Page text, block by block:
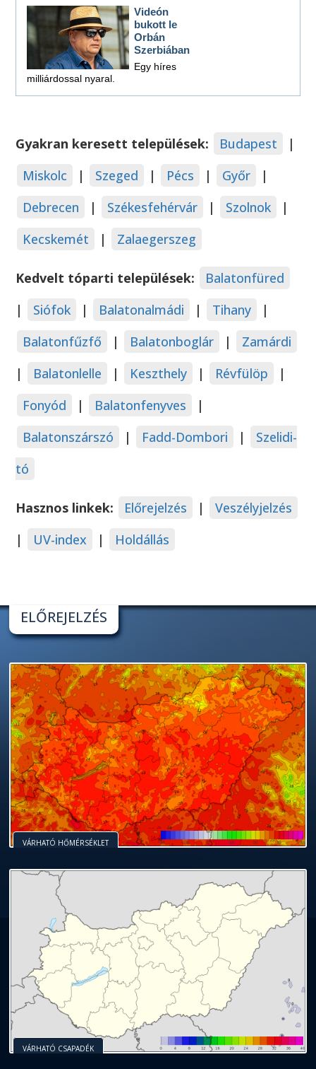
Videón
bukott le
Orbán
Szerbiában
Egy híres
milliárdossal nyaral.
Gyakran keresett települések: Budapest
|
Miskolc
| Szeged | Pécs | Győr
|
Debrecen
| Székesfehérvár | Szolnok
|
Kecskemét
| Zalaegerszeg
Kedvelt tóparti települések:
Balatonfüred
|
Siófok | Balatonalmádi | Tihany
|
Balatonfűzfő
| Balatonboglár |
Zamárdi
|
Balatonlelle | Keszthely | Révfülöp
|
Fonyód
| Balatonfenyves
|
Balatonszárszó
| Fadd-Dombori |
Szelidi-
tó
Hasznos linkek: Előrejelzés |
Veszélyjelzés
|
UV-index | Holdállás
ELŐREJELZÉS
VÁRHATÓ HŐMÉRSÉKLET
VÁRHATÓ CSAPADÉK